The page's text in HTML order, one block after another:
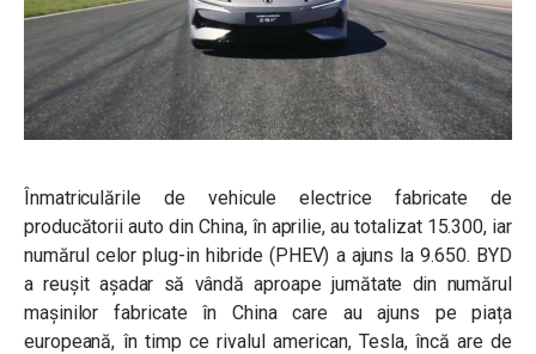
Înmatriculările de vehicule electrice fabricate de
producătorii auto din China, în aprilie, au totalizat 15.300, iar
numărul celor plug-in hibride (PHEV) a ajuns la 9.650. BYD
a reușit așadar să vândă aproape jumătate din numărul
mașinilor fabricate în China care au ajuns pe piața
europeană, în timp ce rivalul american, Tesla, încă are de